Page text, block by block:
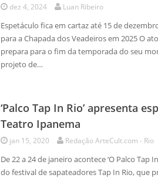
dez 4, 2024 Luan Ribeiro
Espetáculo fica em cartaz até 15 de
para a Chapada dos Veadeiros em 2025 O
prepara para o fim da temporada do seu
projeto de…
‘Palco Tap In Rio’ apresenta
Teatro Ipanema
jan 15, 2020 Redação ArteCult.com - Rio
De 22 a 24 de janeiro acontece ‘O Palco Tap
do festival de sapateadores Tap In Rio, que